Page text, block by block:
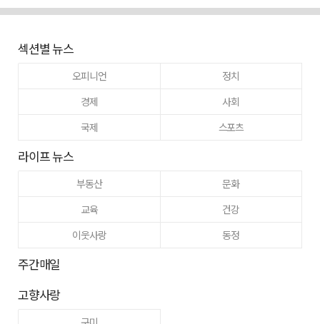
섹션별 뉴스
오피니언
정치
경제
사회
국제
스포츠
라이프 뉴스
부동산
문화
교육
건강
이웃사랑
동정
주간매일
고향사랑